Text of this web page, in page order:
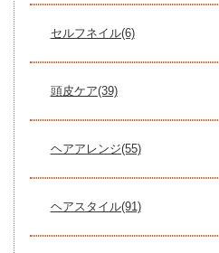
セルフネイル(6)
頭皮ケア(39)
ヘアアレンジ(55)
ヘアスタイル(91)